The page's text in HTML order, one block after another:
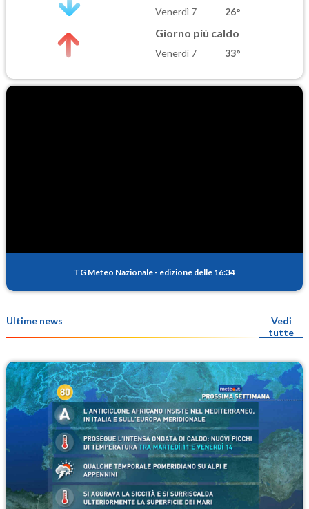
Venerdì 7 26°
Giorno più caldo
Venerdì 7 33°
TG Meteo Nazionale - edizione delle 16:34
Ultime news
Vedi
tutte